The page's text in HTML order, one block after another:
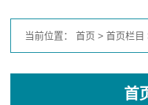
当前位置： 首页 > 首页栏目
首